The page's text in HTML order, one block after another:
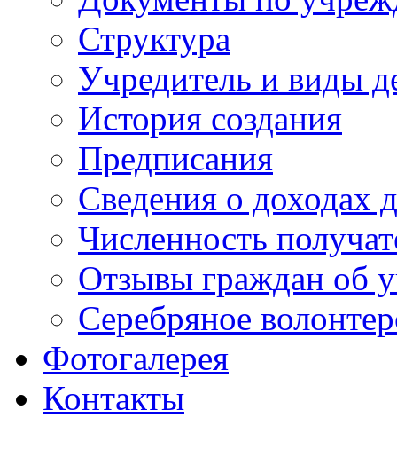
Структура
Учредитель и виды
История создания
Предписания
Сведения о доходах
Численность
Отзывы граждан об
Серебряное
Фотогалерея
Контакты